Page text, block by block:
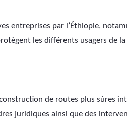
entreprises par l’Éthiopie,
les différents usagers de
de routes plus sûres
juridiques ainsi que des